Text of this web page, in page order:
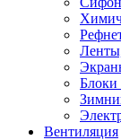
Блоки
Вентиляция